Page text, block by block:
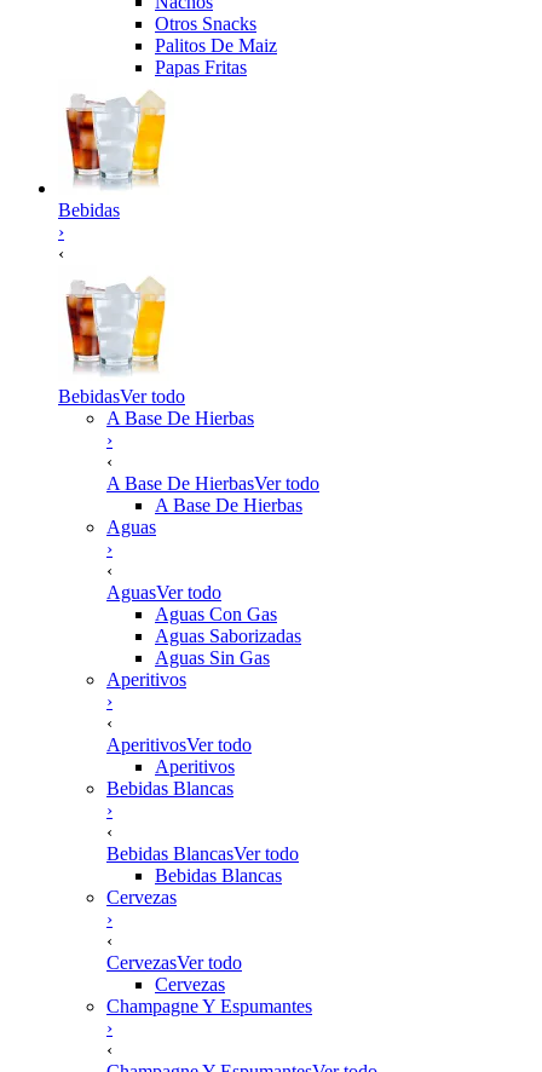
Otros Snacks
Palitos De Maiz
Papas Fritas
Bebidas
›
‹
BebidasVer todo
A Base De Hierbas
›
‹
A Base De HierbasVer todo
A Base De Hierbas
Aguas
›
‹
AguasVer todo
Aguas Con Gas
Aguas Saborizadas
Aguas Sin Gas
Aperitivos
›
‹
AperitivosVer todo
Aperitivos
Bebidas Blancas
›
‹
Bebidas BlancasVer todo
Bebidas Blancas
Cervezas
›
‹
CervezasVer todo
Cervezas
Champagne Y Espumantes
›
‹